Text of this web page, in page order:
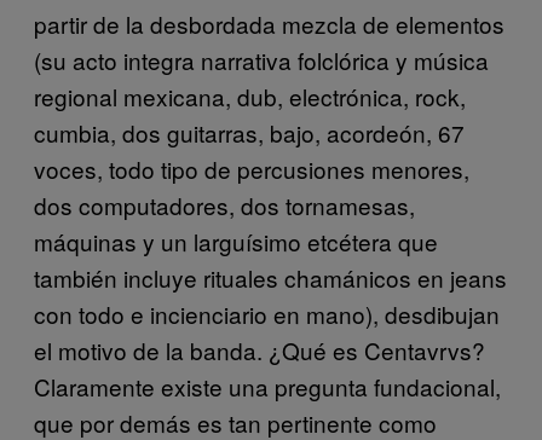
partir de la desbordada mezcla de elementos
(su acto integra narrativa folclórica y música
regional mexicana, dub, electrónica, rock,
cumbia, dos guitarras, bajo, acordeón, 67
voces, todo tipo de percusiones menores,
dos computadores, dos tornamesas,
máquinas y un larguísimo etcétera que
también incluye rituales chamánicos en jeans
con todo e incienciario en mano), desdibujan
el motivo de la banda. ¿Qué es Centavrvs?
Claramente existe una pregunta fundacional,
que por demás es tan pertinente como